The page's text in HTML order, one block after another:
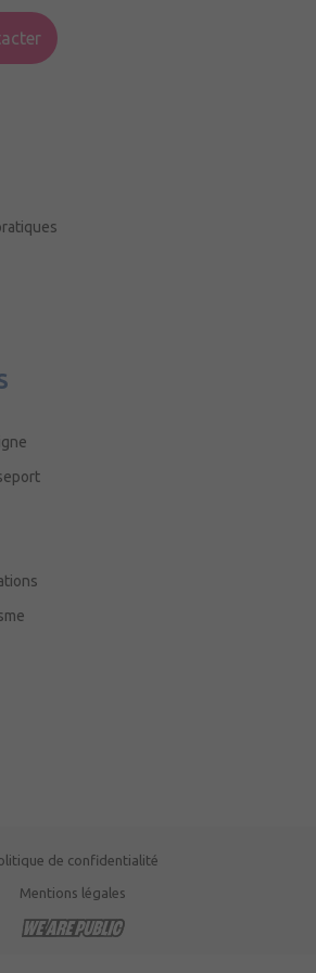
de confidentialité
Mentions légales